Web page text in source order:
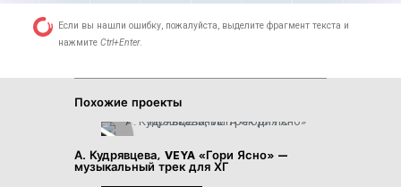
Если вы нашли ошибку, пожалуйста, выделите фрагмент текста и
нажмите Ctrl+Enter.
Похожие проекты
А. Кудрявцева, VEYA «Гори Ясно» —
музыкальный трек для ХГ